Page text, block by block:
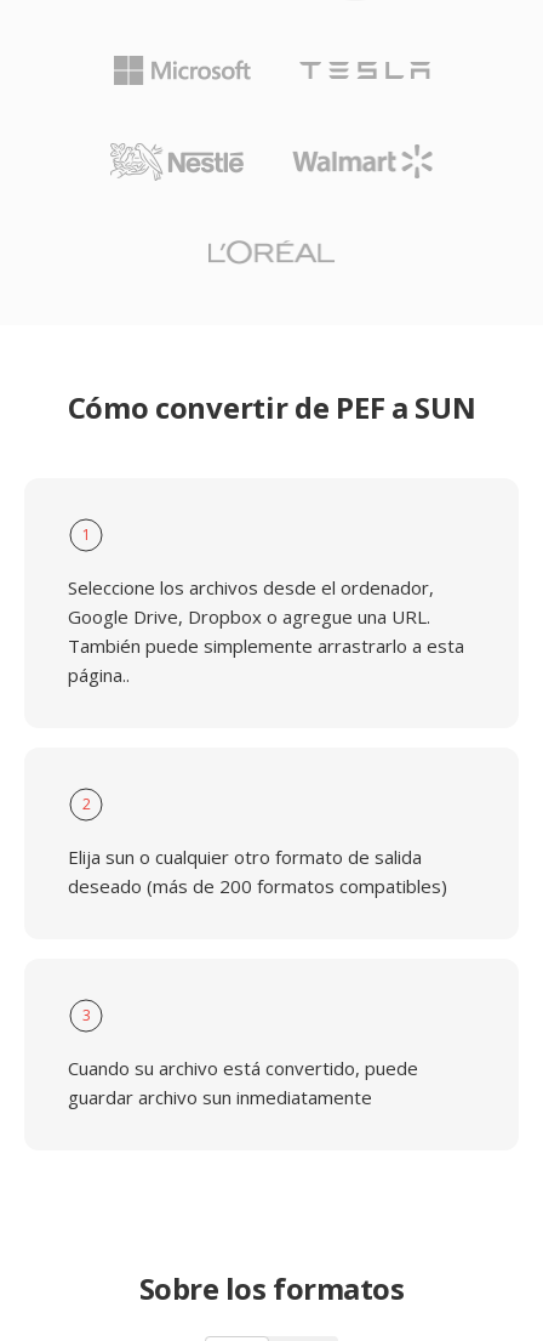
Cómo convertir de PEF a SUN
1
Seleccione los archivos desde el ordenador,
Google Drive, Dropbox o agregue una URL.
También puede simplemente arrastrarlo a esta
página..
2
Elija sun o cualquier otro formato de salida
deseado (más de 200 formatos compatibles)
3
Cuando su archivo está convertido, puede
guardar archivo sun inmediatamente
Sobre los formatos